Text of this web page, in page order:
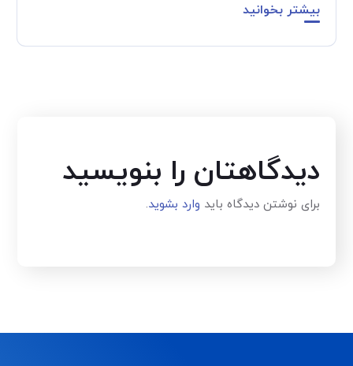
بیشتر بخوانید
دیدگاهتان را بنویسید
برای نوشتن دیدگاه باید وارد بشوید.